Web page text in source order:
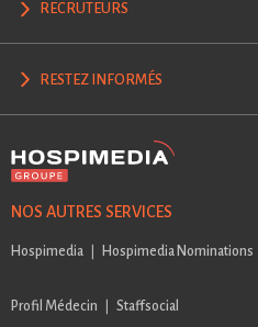
RECRUTEURS
RESTEZ INFORMÉS
NOS AUTRES SERVICES
Hospimedia Hospimedia Nominations
Profil Médecin Staffsocial